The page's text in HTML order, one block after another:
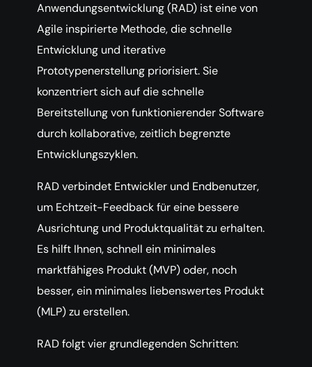
Anwendungsentwicklung (RAD) ist eine von
Agile inspirierte Methode, die schnelle
Entwicklung und iterative
Prototypenerstellung priorisiert. Sie
konzentriert sich auf die schnelle
Bereitstellung von funktionierender Software
durch kollaborative, zeitlich begrenzte
Entwicklungszyklen.
RAD verbindet Entwickler und Endbenutzer,
um Echtzeit-Feedback für eine bessere
Ausrichtung und Produktqualität zu erhalten.
Es hilft Ihnen, schnell ein minimales
marktfähiges Produkt (MVP) oder, noch
besser, ein minimales liebenswertes Produkt
(MLP) zu erstellen.
RAD folgt vier grundlegenden Schritten: